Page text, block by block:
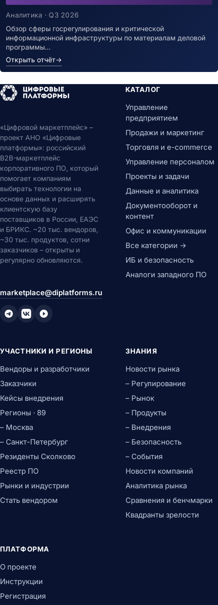
Аналитика · Q3 2026
Обзор сферы госрегулирования и критической
информационной инфраструктуры по материалам деловой
программы…
Открыть отчёт→
«Цифровой маркетплейс» –
проект АНО «Цифровые
платформы»: российский
B2B-маркетплейс
корпоративного ПО, который
помогает компаниям
выбирать технологии на
основе данных и расширять
клиентскую базу
поставщиков в России, ЕАЭС
и БРИКС. ~20 тыс. вендоров,
~30 тыс. продуктов, сотни
заказчиков – открыты и
регулярно обновляются.
marketplace@diplatforms.ru
КАТАЛОГ
Управление
предприятием
Продажи и маркетинг
Торговля и e-commerce
Управление персоналом
Проекты и задачи
Данные и аналитика
Документооборот и
контент
Офис и коммуникации
Все категории →
ИБ и безопасность
Аналоги западного ПО
УЧАСТНИКИ И РЕГИОНЫ
Вендоры и разработчики
Заказчики
Кейсы внедрения
Регионы · 89
– Москва
– Санкт-Петербург
Резиденты Сколково
Реестр ПО
Рынки и индустрии
Стать вендором
ЗНАНИЯ
Новости рынка
– Регулирование
– Рынок
– Продукты
– Внедрения
– Безопасность
– События
Новости компаний
Аналитика рынка
Сравнения и бенчмарки
Квадранты зрелости
ПЛАТФОРМА
О проекте
Инструкции
Регистрация